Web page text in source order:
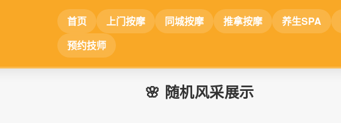
首页 上门按摩 同城按摩 推拿按摩 养生SPA
预约技师
🌸 随机风采展示